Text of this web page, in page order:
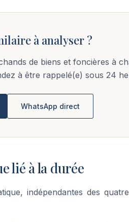
à analyser ?
de biens et foncières à
à être rappelé(e) sous 24
WhatsApp direct
lié à la durée
indépendantes des